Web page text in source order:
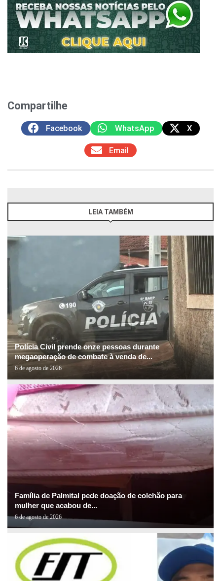
Compartilhe
Facebook WhatsApp X
Email
LEIA TAMBÉM
Polícia Civil prende onze pessoas durante
megaoperação de combate à venda de...
6 de agosto de 2026
Família de Palmital pede doação de colchão para
mulher que acabou de...
6 de agosto de 2026